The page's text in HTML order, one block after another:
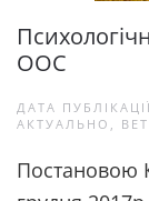
ООС
ДАТА
АКТУАЛЬНО ,
Постановою